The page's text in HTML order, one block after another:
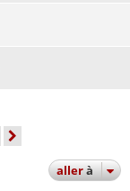
allerà